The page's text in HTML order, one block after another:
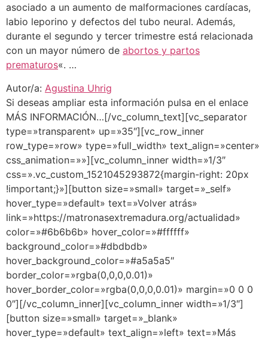
asociado a un aumento de malformaciones cardíacas,
labio leporino y defectos del tubo neural. Además,
durante el segundo y tercer trimestre está relacionada
con un mayor número de abortos y partos
prematuros«. …
Autor/a: Agustina Uhrig
Si deseas ampliar esta información pulsa en el enlace
MÁS INFORMACIÓN…[/vc_column_text][vc_separator
type=»transparent» up=»35″][vc_row_inner
row_type=»row» type=»full_width» text_align=»center»
css_animation=»»][vc_column_inner width=»1/3″
css=».vc_custom_1521045293872{margin-right: 20px
!important;}»][button size=»small» target=»_self»
hover_type=»default» text=»Volver atrás»
link=»https://matronasextremadura.org/actualidad»
color=»#6b6b6b» hover_color=»#ffffff»
background_color=»#dbdbdb»
hover_background_color=»#a5a5a5″
border_color=»rgba(0,0,0,0.01)»
hover_border_color=»rgba(0,0,0,0.01)» margin=»0 0 0
0″][/vc_column_inner][vc_column_inner width=»1/3″]
[button size=»small» target=»_blank»
hover_type=»default» text_align=»left» text=»Más